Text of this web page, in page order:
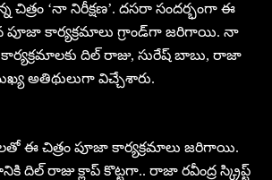
చిత్రం ‘నా నిరీక్షణ’. దసరా సందర్భంగా ఈ
పూజా కార్యక్రమాలు గ్రాండ్‌గా జరిగాయి. నా
దిల్ రాజు, సురేష్ బాబు, రాజా
అతిథులుగా విచ్చేశారు.
ఈ చిత్రం పూజా కార్యక్రమాలు జరిగాయి.
దిల్ రాజు క్లాప్ కొట్టగా.. రాజా రవీంద్ర స్క్రిప్ట్